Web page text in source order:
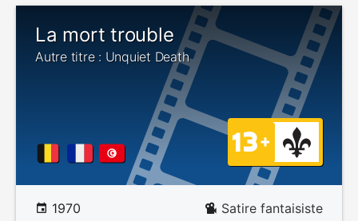
La mort trouble
Autre titre : Unquiet Death
1970 Satire fantaisiste